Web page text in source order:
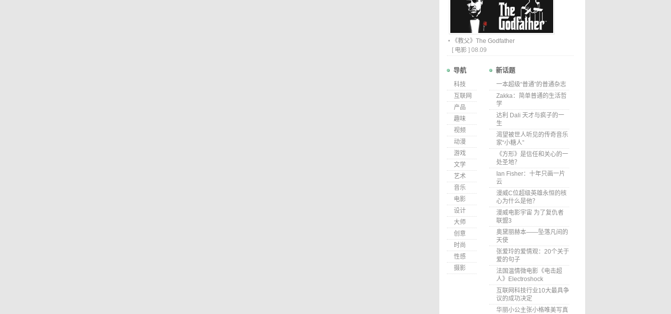
《教父》The Godfather
[ 电影 ] 08.09
导航
科技
互联网
产品
趣味
视频
动漫
游戏
文学
艺术
音乐
电影
设计
大师
创意
时尚
性感
摄影
新话题
一本超级“普通”的普通杂志
Zakka：简单普通的生活哲
学
达利 Dali 天才与疯子的一
生
渴望被世人听见的传奇音乐
家“小糖人”
《方形》是信任和关心的一
处圣地？
Ian Fisher：十年只画一片
云
漫威C位超级英雄永恒的核
心为什么是他？
漫威电影宇宙 为了复仇者
联盟3
奥黛丽赫本——坠落凡间的
天使
张爱玲的爱情观：20个关于
爱的句子
法国温情微电影《电击超
人》Electroshock
互联网科技行业10大最具争
议的成功决定
华丽小公主张小格唯美写真